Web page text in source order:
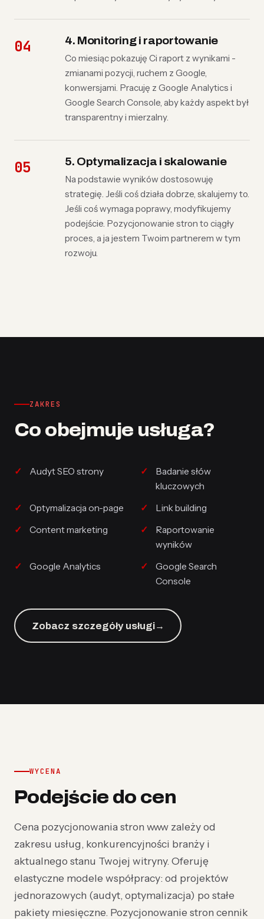
4. Monitoring i raportowanie
Co miesiąc pokazuję Ci raport z wynikami -
zmianami pozycji, ruchem z Google,
konwersjami. Pracuję z Google Analytics i
Google Search Console, aby każdy aspekt był
transparentny i mierzalny.
5. Optymalizacja i skalowanie
Na podstawie wyników dostosowuję
strategię. Jeśli coś działa dobrze, skalujemy to.
Jeśli coś wymaga poprawy, modyfikujemy
podejście. Pozycjonowanie stron to ciągły
proces, a ja jestem Twoim partnerem w tym
rozwoju.
ZAKRES
Co obejmuje usługa?
Audyt SEO strony
Badanie słów
kluczowych
Optymalizacja on-page
Link building
Content marketing
Raportowanie
wyników
Google Analytics
Google Search
Console
Zobacz szczegóły usługi→
WYCENA
Podejście do cen
Cena pozycjonowania stron www zależy od
zakresu usług, konkurencyjności branży i
aktualnego stanu Twojej witryny. Oferuję
elastyczne modele współpracy: od projektów
jednorazowych (audyt, optymalizacja) po stałe
pakiety miesięczne. Pozycjonowanie stron cennik